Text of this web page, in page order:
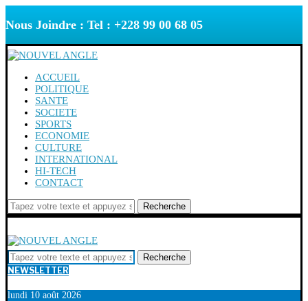
Nous Joindre : Tel : +228 99 00 68 05
ACCUEIL
POLITIQUE
SANTE
SOCIETE
SPORTS
ECONOMIE
CULTURE
INTERNATIONAL
HI-TECH
CONTACT
Recherche
Recherche
NEWSLETTER
lundi 10 août 2026